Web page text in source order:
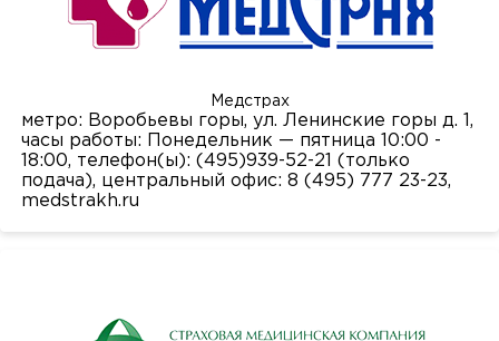
Медстрах
метро: Воробьевы горы, ул. Ленинские горы д. 1,
часы работы: Понедельник — пятница 10:00 -
18:00, телефон(ы): (495)939-52-21 (только
подача), центральный офис: 8 (495) 777 23-23,
medstrakh.ru